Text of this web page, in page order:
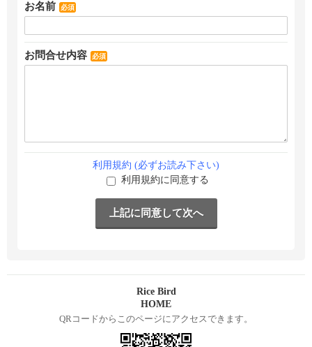
お名前 必須
お問合せ内容 必須
利用規約 (必ずお読み下さい)
利用規約に同意する
Rice Bird
HOME
QRコードからこのページにアクセスできます。